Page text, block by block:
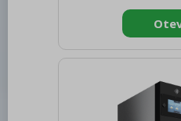
spotřebiče:
AISI 304 Vnější
Otevírání zařízení:
3N - 50 Hz Typ
Velikost displeje:
Počet